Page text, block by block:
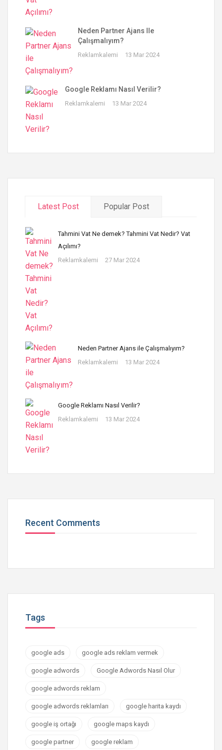
Neden Partner Ajans Ile
Çalışmalıyım?
Reklamkalemi 13 Mar 2024
Google Reklamı Nasıl Verilir?
Reklamkalemi 13 Mar 2024
Latest Post Popular Post
Tahmini Vat Ne demek? Tahmini Vat Nedir? Vat
Açılımı?
Reklamkalemi
27 Mar 2024
Neden Partner Ajans ile Çalışmalıyım?
Reklamkalemi
13 Mar 2024
Google Reklamı Nasıl Verilir?
Reklamkalemi
13 Mar 2024
Recent Comments
Tags
google ads google ads reklam vermek
google adwords Google Adwords Nasıl Olur
google adwords reklam
google adwords reklamları google harita kaydı
google iş ortağı google maps kaydı
google partner google reklam